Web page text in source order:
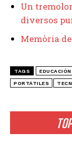
Un
diversos
Memòria
TAGS EDUCACIÓN
PORTÁTILES